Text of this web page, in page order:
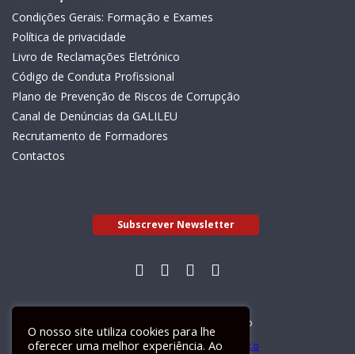
Condições Gerais: Formação e Exames
Política de privacidade
Livro de Reclamações Eletrónico
Código de Conduta Profissional
Plano de Prevenção de Riscos de Corrupção
Canal de Denúncias da GALILEU
Recrutamento de Formadores
Contactos
Subscrever Newsletter
Livro de Reclamações Electrónico
O nosso site utiliza cookies para lhe
oferecer uma melhor experiência. Ao